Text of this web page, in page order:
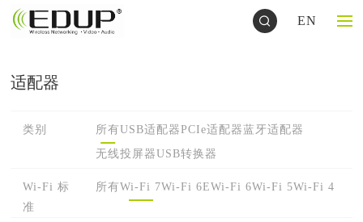
EN
适配器
类别 所有USB适配器PCIe适配器蓝牙适配器
无线投屏器USB转换器
Wi-Fi 标
准
所有Wi-Fi 7Wi-Fi 6EWi-Fi 6Wi-Fi 5Wi-Fi 4